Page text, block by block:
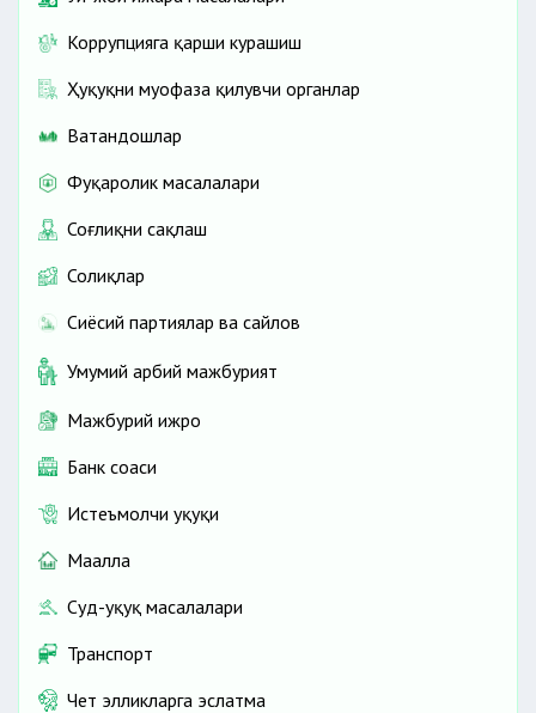
Супер контракт олиш тартиби
Талабаларга турар жой ижараси учун пул тўлаб
Давлат ОТМларининг талабалар турар жойига
этилганлар учун)
Ўзбекистонда 11 июлдан IELTS имтиҳонини
Ўқишини кўчиришга оид: муҳим 7 саволга жавоб
асосида қабул қилинади?
Коррупцияга қарши курашиш
Ҳуқуқни муҳофаза қилувчи органлар
Ватандошлар
Фуқаролик масалалари
Соғлиқни сақлаш
Солиқлар
Сиёсий партиялар ва сайлов
Умумий ҳарбий мажбурият
Мажбурий ижро
Банк соҳаси
Истеъмолчи ҳуқуқи
Маҳалла
Суд-ҳуқуқ масалалари
Транспорт
Чет элликларга эслатма